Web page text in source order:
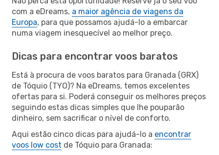
com a eDreams, a maior agência de viagens da
Europa, para que possamos ajudá-lo a embarcar
numa viagem inesquecível ao melhor preço.
Dicas para encontrar voos baratos
Está à procura de voos baratos para Granada (GRX)
de Tóquio (TYO)? Na eDreams, temos excelentes
ofertas para si. Poderá conseguir os melhores preços
seguindo estas dicas simples que lhe pouparão
dinheiro, sem sacrificar o nível de conforto.
Aqui estão cinco dicas para ajudá-lo a encontrar
voos low cost de Tóquio para Granada: